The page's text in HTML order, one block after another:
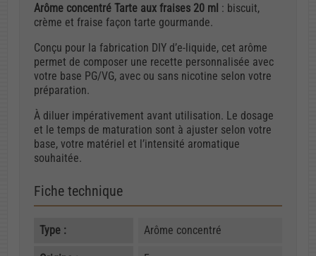
Arôme concentré Tarte aux fraises 20 ml : biscuit,
crème et fraise façon tarte gourmande.
Conçu pour la fabrication DIY d’e-liquide, cet arôme
permet de composer une recette personnalisée avec
votre base PG/VG, avec ou sans nicotine selon votre
préparation.
À diluer impérativement avant utilisation. Le dosage
et le temps de maturation sont à ajuster selon votre
base, votre matériel et l’intensité aromatique
souhaitée.
Fiche technique
Type : Arôme concentré